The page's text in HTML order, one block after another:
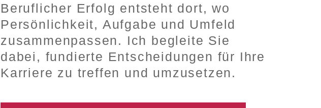
Beruflicher Erfolg entsteht dort, wo
Persönlichkeit, Aufgabe und Umfeld
zusammenpassen. Ich begleite Sie
dabei, fundierte Entscheidungen für Ihre
Karriere zu treffen und umzusetzen.